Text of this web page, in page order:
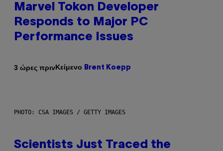
Marvel Tokon Developer
Responds to Major PC
Performance Issues
3 ώρες πρινΚείμενο Brent Koepp
PHOTO: CSA IMAGES / GETTY IMAGES
Scientists Just Traced the